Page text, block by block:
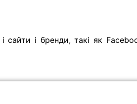
сайти і бренди, такі як